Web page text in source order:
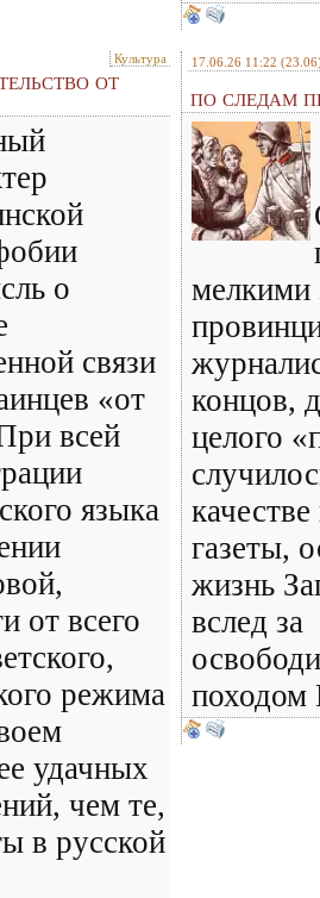
Культура
ОТ
о
связи
«от
всей
языка
от всего
режима
удачных
чем те,
в русской
17.06.26 11:22
ПО СЛЕДАМ
мелкими
концов,
целого
газеты,
жизнь
вслед за